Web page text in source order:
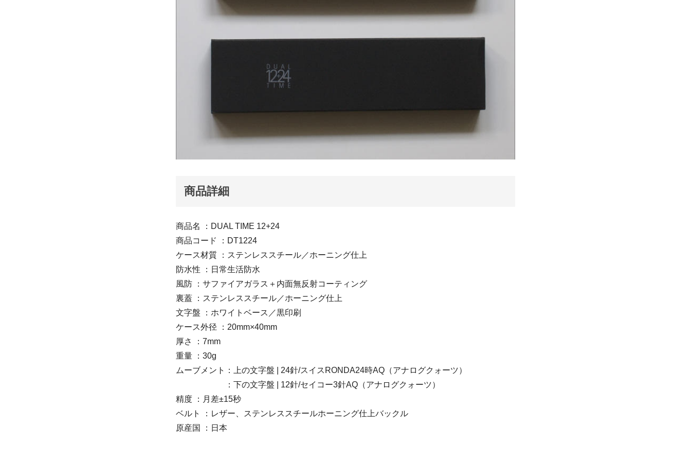
商品詳細
商品名 ：DUAL TIME 12+24
商品コード ：DT1224
ケース材質 ：ステンレススチール／ホーニング仕上
防水性 ：日常生活防水
風防 ：サファイアガラス＋内面無反射コーティング
裏蓋 ：ステンレススチール／ホーニング仕上
文字盤 ：ホワイトベース／黒印刷
ケース外径 ：20mm×40mm
厚さ ：7mm
重量 ：30g
ムーブメント：上の文字盤 | 24針/スイスRONDA24時AQ（アナログクォーツ）
：下の文字盤 | 12針/セイコー3針AQ（アナログクォーツ）
精度 ：月差±15秒
ベルト ：レザー、ステンレススチールホーニング仕上バックル
原産国 ：日本